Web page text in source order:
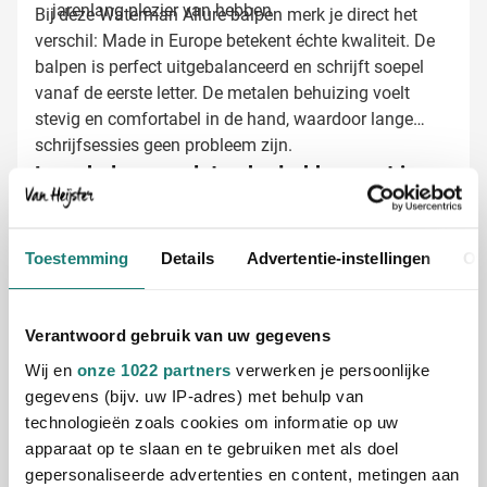
Toestemming Details Advertentie-instellingen
Verantwoord gebruik van uw gegevens
Wij en onze 1022 partners verwerken je persoonlijke
gegevens (bijv. uw IP-adres) met behulp van
technologieën zoals cookies om informatie op uw
apparaat op te slaan en te gebruiken met als doel
gepersonaliseerde advertenties en content, metingen aan
jarenlang plezier van hebben
Bij deze Waterman Allure balpen merk je direct het
verschil: Made in Europe betekent échte kwaliteit. De
balpen is perfect uitgebalanceerd en schrijft soepel
vanaf de eerste letter. De metalen behuizing voelt
stevig en comfortabel in de hand, waardoor lange
schrijfsessies geen probleem zijn.
Luxe balpennen laten bedrukken met je
logo
gebruiken en waarbij ze steeds aan jouw bedrijf
denken. Bij Van Heijster Relatiegeschenken maken we
communicatiemiddel:
Met je bedrijfslogo in één of meerdere kleuren
Met een elegante tekst of slogan
Met verschillende namen voor een extra persoonlijke
touch